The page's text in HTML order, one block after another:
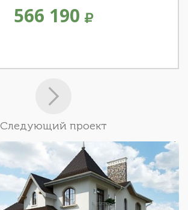
566 190
Следующий проект